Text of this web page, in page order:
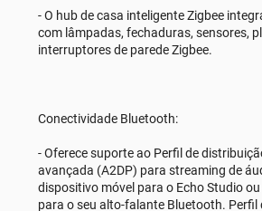
- O hub de casa inteligente Zigbee
com lâmpadas, fechaduras, sensores,
interruptores de parede Zigbee.
Conectividade Bluetooth:
- Oferece suporte ao Perfil de
avançada (A2DP) para streaming de
dispositivo móvel para o Echo Studio
para o seu alto-falante Bluetooth. Perfil